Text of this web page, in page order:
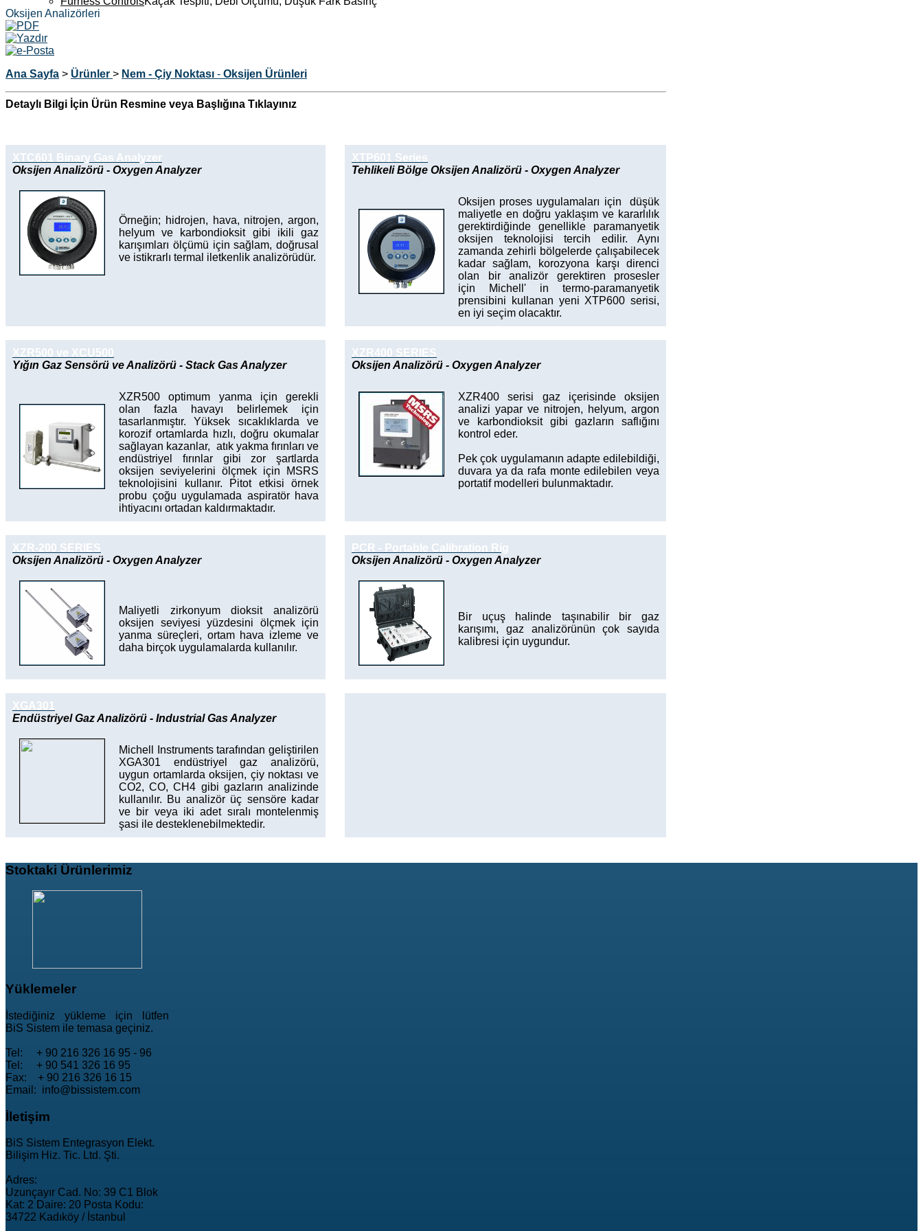
Oksijen Analizörleri
Ana Sayfa > Ürünler > Nem - Çiy Noktası - Oksijen Ürünleri
Detaylı Bilgi İçin Ürün Resmine veya Başlığına Tıklayınız
XTC601 Binary Gas Analyzer
Oksijen Analizörü - Oxygen Analyzer
Örneğin; hidrojen, hava, nitrojen, argon,
helyum ve karbondioksit gibi ikili gaz
karışımları ölçümü için sağlam, doğrusal
ve istikrarlı termal iletkenlik analizörüdür.
XTP601 Series
Tehlikeli Bölge Oksijen Analizörü - Oxygen Analyzer
Oksijen proses uygulamaları için düşük
maliyetle en doğru yaklaşım ve kararlılık
gerektirdiğinde genellikle paramanyetik
oksijen teknolojisi tercih edilir. Aynı
zamanda zehirli bölgelerde çalışabilecek
kadar sağlam, korozyona karşı direnci
olan bir analizör gerektiren prosesler
için Michell' in termo-paramanyetik
prensibini kullanan yeni XTP600 serisi,
en iyi seçim olacaktır.
XZR500 ve XCU500
Yığın Gaz Sensörü ve Analizörü - Stack Gas Analyzer
XZR500 optimum yanma için gerekli
olan fazla havayı belirlemek için
tasarlanmıştır. Yüksek sıcaklıklarda ve
korozif ortamlarda hızlı, doğru okumalar
sağlayan kazanlar, atık yakma fırınları ve
endüstriyel fırınlar gibi zor şartlarda
oksijen seviyelerini ölçmek için MSRS
teknolojisini kullanır. Pitot etkisi örnek
probu çoğu uygulamada aspiratör hava
ihtiyacını ortadan kaldırmaktadır.
XZR400 SERIES
Oksijen Analizörü - Oxygen Analyzer
XZR400 serisi gaz içerisinde oksijen
analizi yapar ve nitrojen, helyum, argon
ve karbondioksit gibi gazların saflığını
kontrol eder.
Pek çok uygulamanın adapte edilebildiği,
duvara ya da rafa monte edilebilen veya
portatif modelleri bulunmaktadır.
XZR-200 SERIES
Oksijen Analizörü - Oxygen Analyzer
Maliyetli zirkonyum dioksit analizörü
oksijen seviyesi yüzdesini ölçmek için
yanma süreçleri, ortam hava izleme ve
daha birçok uygulamalarda kullanılır.
PCR - Portable Calibration Rig
Oksijen Analizörü - Oxygen Analyzer
Bir uçuş halinde taşınabilir bir gaz
karışımı, gaz analizörünün çok sayıda
kalibresi için uygundur.
XGA301
Endüstriyel Gaz Analizörü - Industrial Gas Analyzer
Michell Instruments tarafından geliştirilen
XGA301 endüstriyel gaz analizörü,
uygun ortamlarda oksijen, çiy noktası ve
CO2, CO, CH4 gibi gazların analizinde
kullanılır. Bu analizör üç sensöre kadar
ve bir veya iki adet sıralı montelenmiş
şasi ile desteklenebilmektedir.
Stoktaki Ürünlerimiz
Yüklemeler
İstediğiniz yükleme için lütfen
BiS Sistem ile temasa geçiniz.
Tel: + 90 216 326 16 95 - 96
Tel: + 90 541 326 16 95
Fax: + 90 216 326 16 15
Email: info@bissistem.com
İletişim
BiS Sistem Entegrasyon Elekt.
Bilişim Hiz. Tic. Ltd. Şti.
Adres:
Uzunçayır Cad. No: 39 C1 Blok
Kat: 2 Daire: 20 Posta Kodu:
34722 Kadıköy / İstanbul